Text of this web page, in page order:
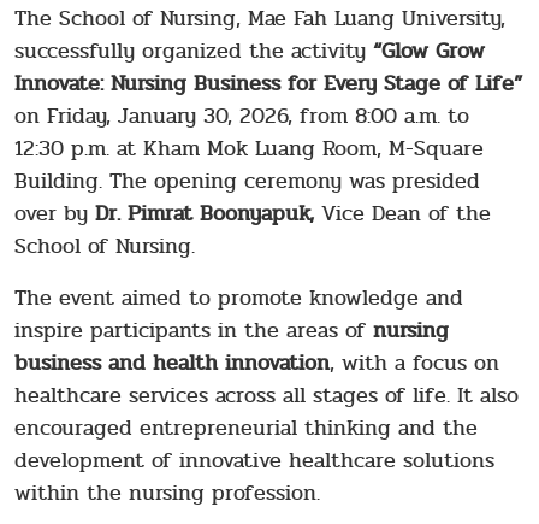
The School of Nursing, Mae Fah Luang University,
successfully organized the activity “Glow Grow
Innovate: Nursing Business for Every Stage of Life”
on Friday, January 30, 2026, from 8:00 a.m. to
12:30 p.m. at Kham Mok Luang Room, M-Square
Building. The opening ceremony was presided
over by Dr.Pimrat Boonyapuk, Vice Dean of the
School of Nursing.
The event aimed to promote knowledge and
inspire participants in the areas of nursing
business and health innovation, with a focus on
healthcare services across all stages of life. It also
encouraged entrepreneurial thinking and the
development of innovative healthcare solutions
within the nursing profession.